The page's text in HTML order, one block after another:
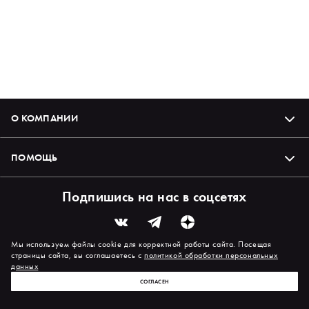
О КОМПАНИИ
ПОМОЩЬ
Подпишись на нас в соцсетях
Мы используем файлы cookie для корректной работы сайта. Посещая
страницы сайта, вы соглашаетесь сполитикой обработки персональных
данных
СОГЛАСЕН